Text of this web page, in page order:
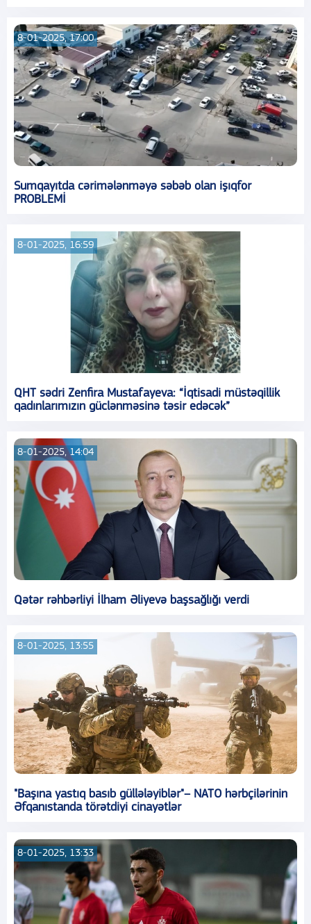
8-01-2025, 17:00
Sumqayıtda cərimələnməyə səbəb olan işıqfor
PROBLEMİ
8-01-2025, 16:59
QHT sədri Zenfira Mustafayeva: “İqtisadi müstəqillik
qadınlarımızın güclənməsinə təsir edəcək”
8-01-2025, 14:04
Qətər rəhbərliyi İlham Əliyevə başsağlığı verdi
8-01-2025, 13:55
"Başına yastıq basıb güllələyiblər"– NATO hərbçilərinin
Əfqanıstanda törətdiyi cinayətlər
8-01-2025, 13:33